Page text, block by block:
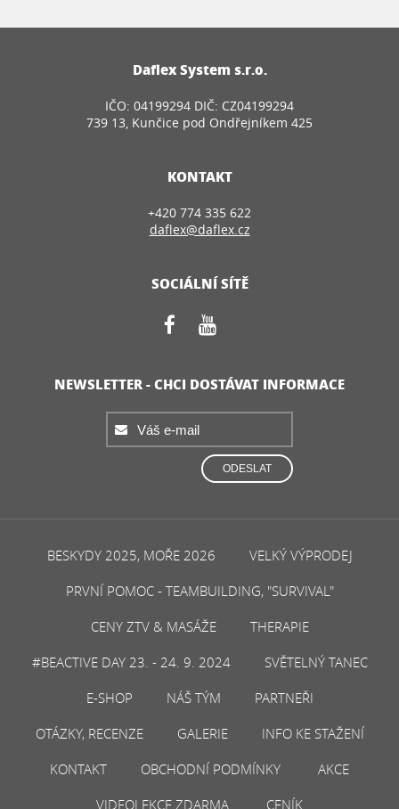
Daflex System s.r.o.
IČO: 04199294 DIČ: CZ04199294
739 13, Kunčice pod Ondřejníkem 425
KONTAKT
+420 774 335 622
daflex@daflex.cz
SOCIÁLNÍ SÍTĚ
NEWSLETTER - CHCI DOSTÁVAT INFORMACE
ODESLAT
BESKYDY 2025, MOŘE 2026
VELKÝ VÝPRODEJ
PRVNÍ POMOC - TEAMBUILDING, "SURVIVAL"
CENY ZTV & MASÁŽE
THERAPIE
#BEACTIVE DAY 23. - 24. 9. 2024
SVĚTELNÝ TANEC
E-SHOP
NÁŠ TÝM
PARTNEŘI
OTÁZKY, RECENZE
GALERIE
INFO KE STAŽENÍ
KONTAKT
OBCHODNÍ PODMÍNKY
AKCE
VIDEOLEKCE ZDARMA
CENÍK